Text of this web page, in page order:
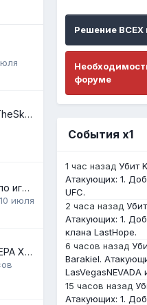
Поминки по BeyondTheSky и по клану TheHeroes
TheHeroes - клан соло игроков :)
10 июля
ЛУЧШАЯ ПАРА ХАНТЕРА Х55!!
Решение ВСЕХ
форуме
События х1
1 час назад Убит
Атакующих: 1.
UFC.
2 часа назад
Атакующих: 1.
клана LastHope.
6 часов назад
Barakiel.
LasVegasNEVADA
15 часов назад
Атакующих: 1.